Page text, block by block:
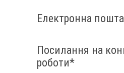
Електронна пошта
Посилання на
роботи*